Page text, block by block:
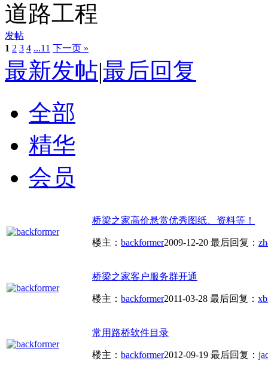
道路工程
发帖
1 2 3 4 ...11 下一页 »
最新发帖|最后回复
全部
精华
会员
桥梁之家高价悬赏优秀图纸、资料等！
楼主： backformer2009-12-20 最后回复：
桥梁之家客户服务群开通
楼主： backformer2011-03-28 最后回复：
常用路桥软件目录
楼主： backformer2012-09-19 最后回复：